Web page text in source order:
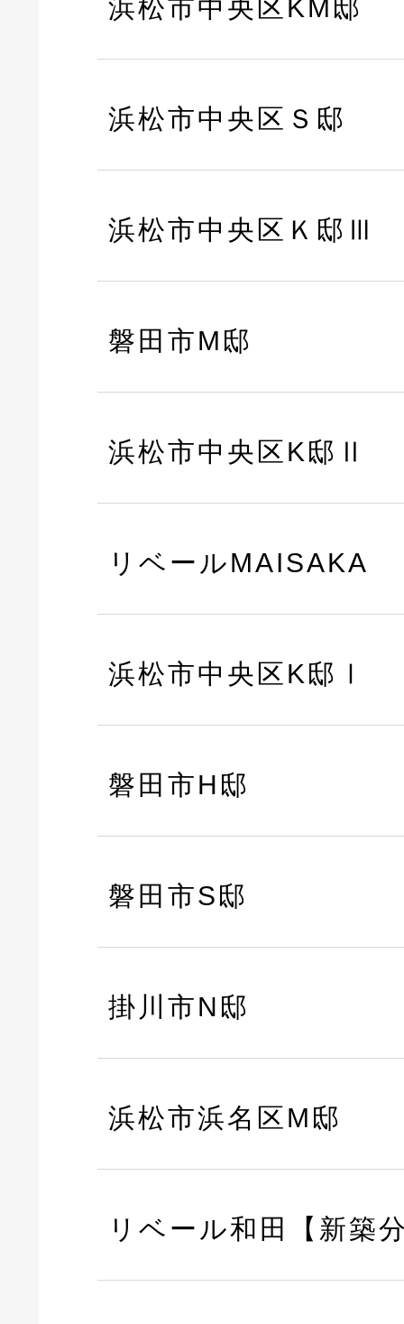
浜松市中央区KM邸
浜松市中央区Ｓ邸
浜松市中央区Ｋ邸Ⅲ
磐田市M邸
浜松市中央区K邸Ⅱ
リベールMAISAKA
浜松市中央区K邸Ⅰ
磐田市H邸
磐田市S邸
掛川市N邸
浜松市浜名区M邸
リベール和田【新築